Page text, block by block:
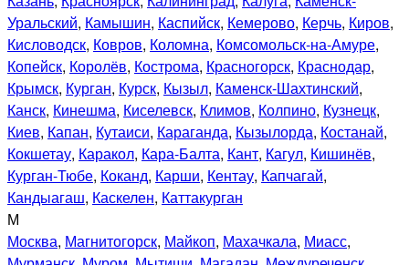
Уральский, Камышин, Каспийск, Кемерово, Керчь, Киров,
Кисловодск, Ковров, Коломна, Комсомольск-на-Амуре,
Копейск, Королёв, Кострома, Красногорск, Краснодар,
Крымск, Курган, Курск, Кызыл, Каменск-Шахтинский,
Канск, Кинешма, Киселевск, Климов, Колпино, Кузнецк,
Киев, Капан, Кутаиси, Караганда, Кызылорда, Костанай,
Кокшетау, Каракол, Кара-Балта, Кант, Кагул, Кишинёв,
Курган-Тюбе, Коканд, Карши, Кентау, Капчагай,
Кандыагаш, Каскелен, Каттакурган
М
Москва, Магнитогорск, Майкоп, Махачкала, Миасс,